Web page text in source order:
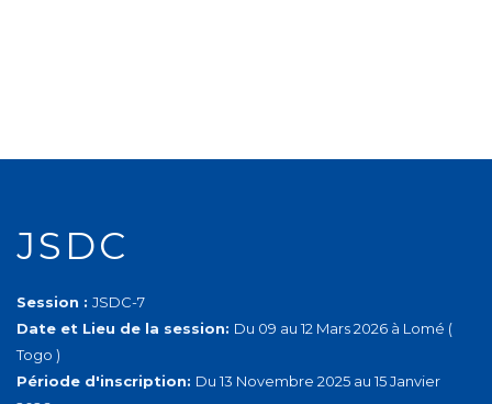
JSDC
Session : JSDC-7
Date et Lieu de la session: Du 09 au 12 Mars 2026 à Lomé (
Togo )
Période d'inscription: Du 13 Novembre 2025 au 15 Janvier